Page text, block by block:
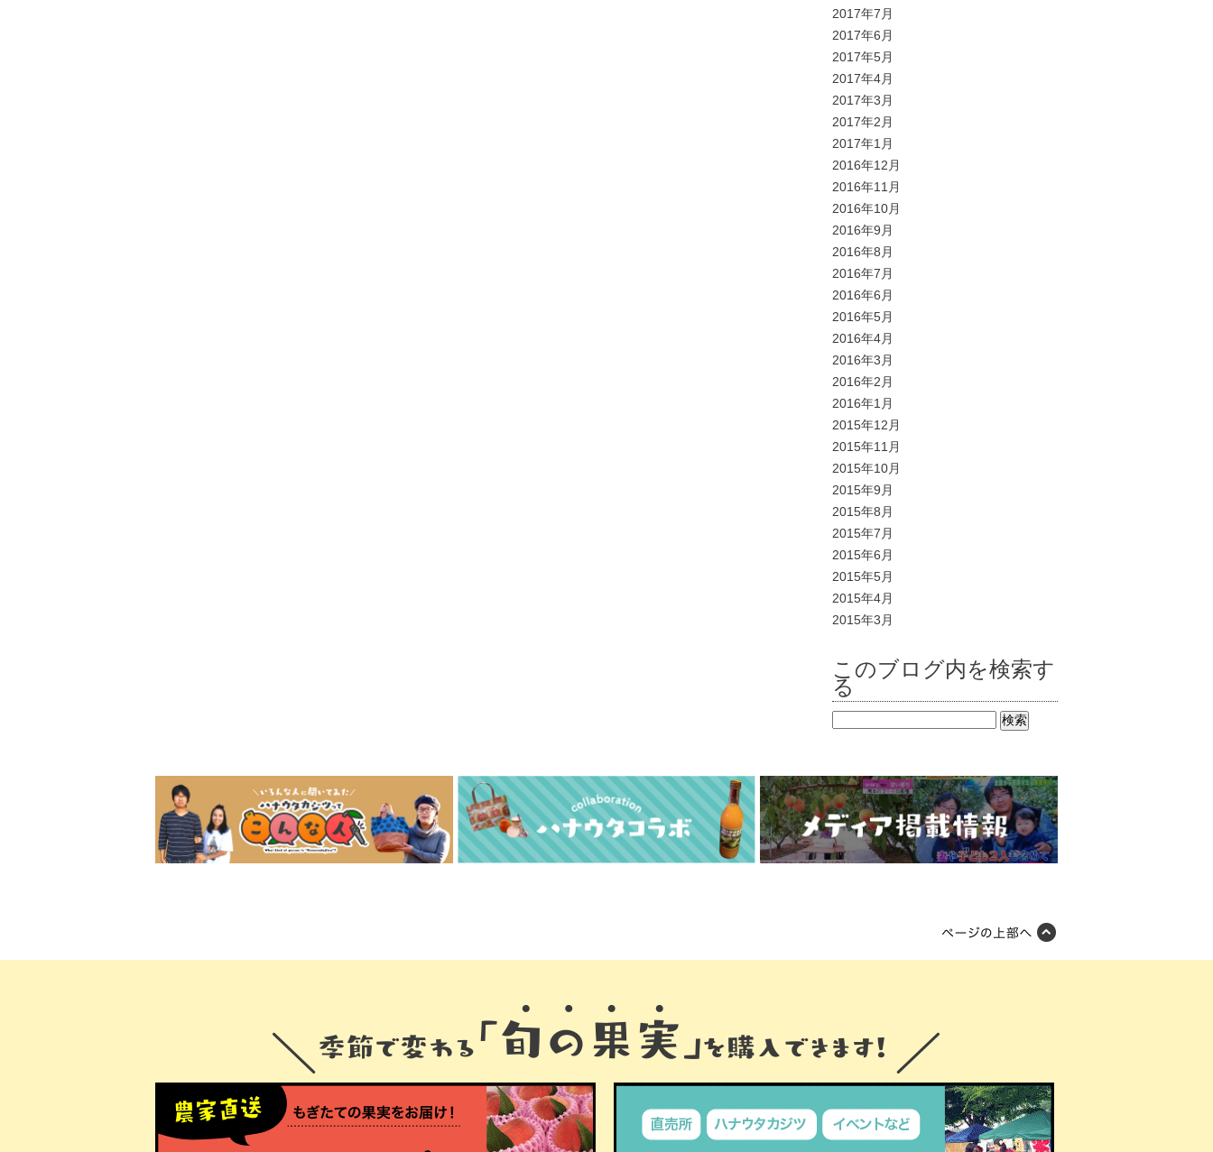
2017年7月
2017年6月
2017年5月
2017年4月
2017年3月
2017年2月
2017年1月
2016年12月
2016年11月
2016年10月
2016年9月
2016年8月
2016年7月
2016年6月
2016年5月
2016年4月
2016年3月
2016年2月
2016年1月
2015年12月
2015年11月
2015年10月
2015年9月
2015年8月
2015年7月
2015年6月
2015年5月
2015年4月
2015年3月
このブログ内を検索す
る